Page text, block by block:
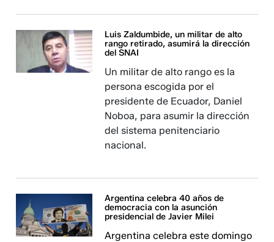
Luis Zaldumbide, un militar de alto
rango retirado, asumirá la dirección
del SNAI
Un militar de alto rango es la
persona escogida por el
presidente de Ecuador, Daniel
Noboa, para asumir la dirección
del sistema penitenciario
nacional.
Argentina celebra 40 años de
democracia con la asunción
presidencial de Javier Milei
Argentina celebra este domingo